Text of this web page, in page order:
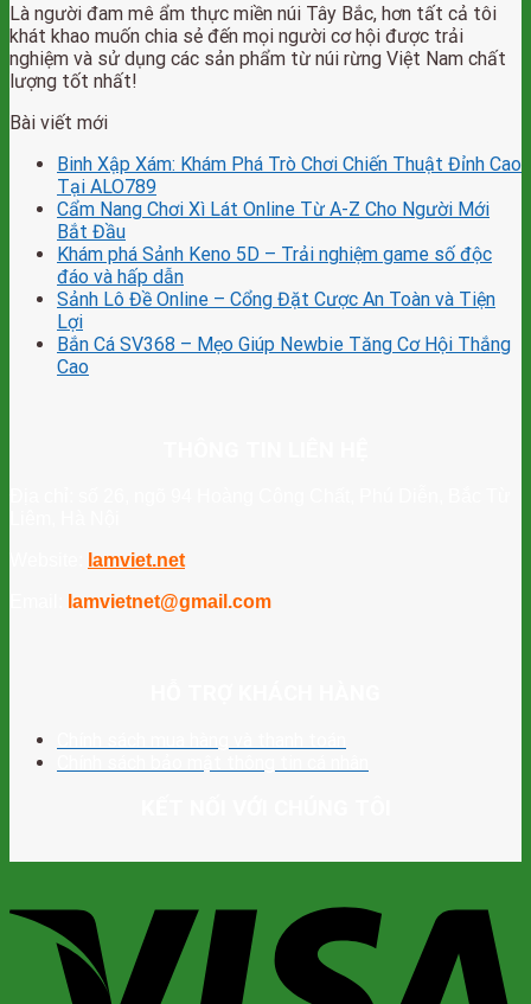
Là người đam mê ẩm thực miền núi Tây Bắc, hơn tất cả tôi
khát khao muốn chia sẻ đến mọi người cơ hội được trải
nghiệm và sử dụng các sản phẩm từ núi rừng Việt Nam chất
lượng tốt nhất!
Bài viết mới
Binh Xập Xám: Khám Phá Trò Chơi Chiến Thuật Đỉnh Cao
Tại ALO789
Cẩm Nang Chơi Xì Lát Online Từ A-Z Cho Người Mới
Bắt Đầu
Khám phá Sảnh Keno 5D – Trải nghiệm game số độc
đáo và hấp dẫn
Sảnh Lô Đề Online – Cổng Đặt Cược An Toàn và Tiện
Lợi
Bắn Cá SV368 – Mẹo Giúp Newbie Tăng Cơ Hội Thắng
Cao
lamviet.net
lamvietnet@gmail.com